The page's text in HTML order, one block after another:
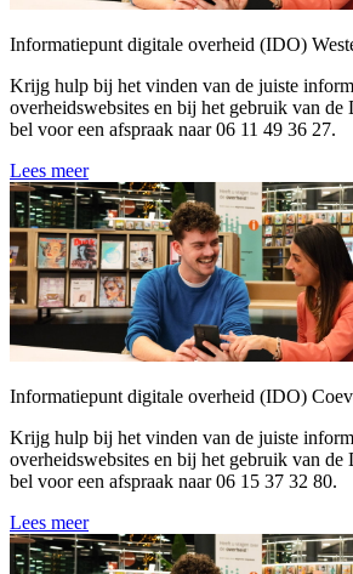
Informatiepunt digitale overheid (IDO)
Krijg hulp bij het vinden van de juiste
overheidswebsites en bij het gebruik van
bel voor een afspraak naar 06 11 49 36 27.
Lees meer
Informatiepunt digitale overheid (IDO)
Krijg hulp bij het vinden van de juiste
overheidswebsites en bij het gebruik van
bel voor een afspraak naar 06 15 37 32 80.
Lees meer